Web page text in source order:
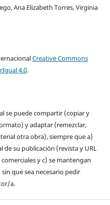
Ana Elizabeth Torres, Virginia
Creative Commons
4.0.
se puede compartir (copiar y
y adaptar (remezclar,
otra obra), siempre que a)
de su publicación (revista y URL
y c) se mantengan
que sea necesario pedir
a.